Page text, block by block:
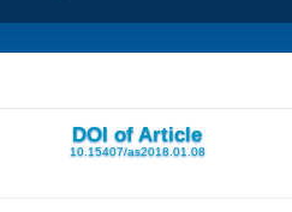
DOI of Article
10.15407/as2018.01.08